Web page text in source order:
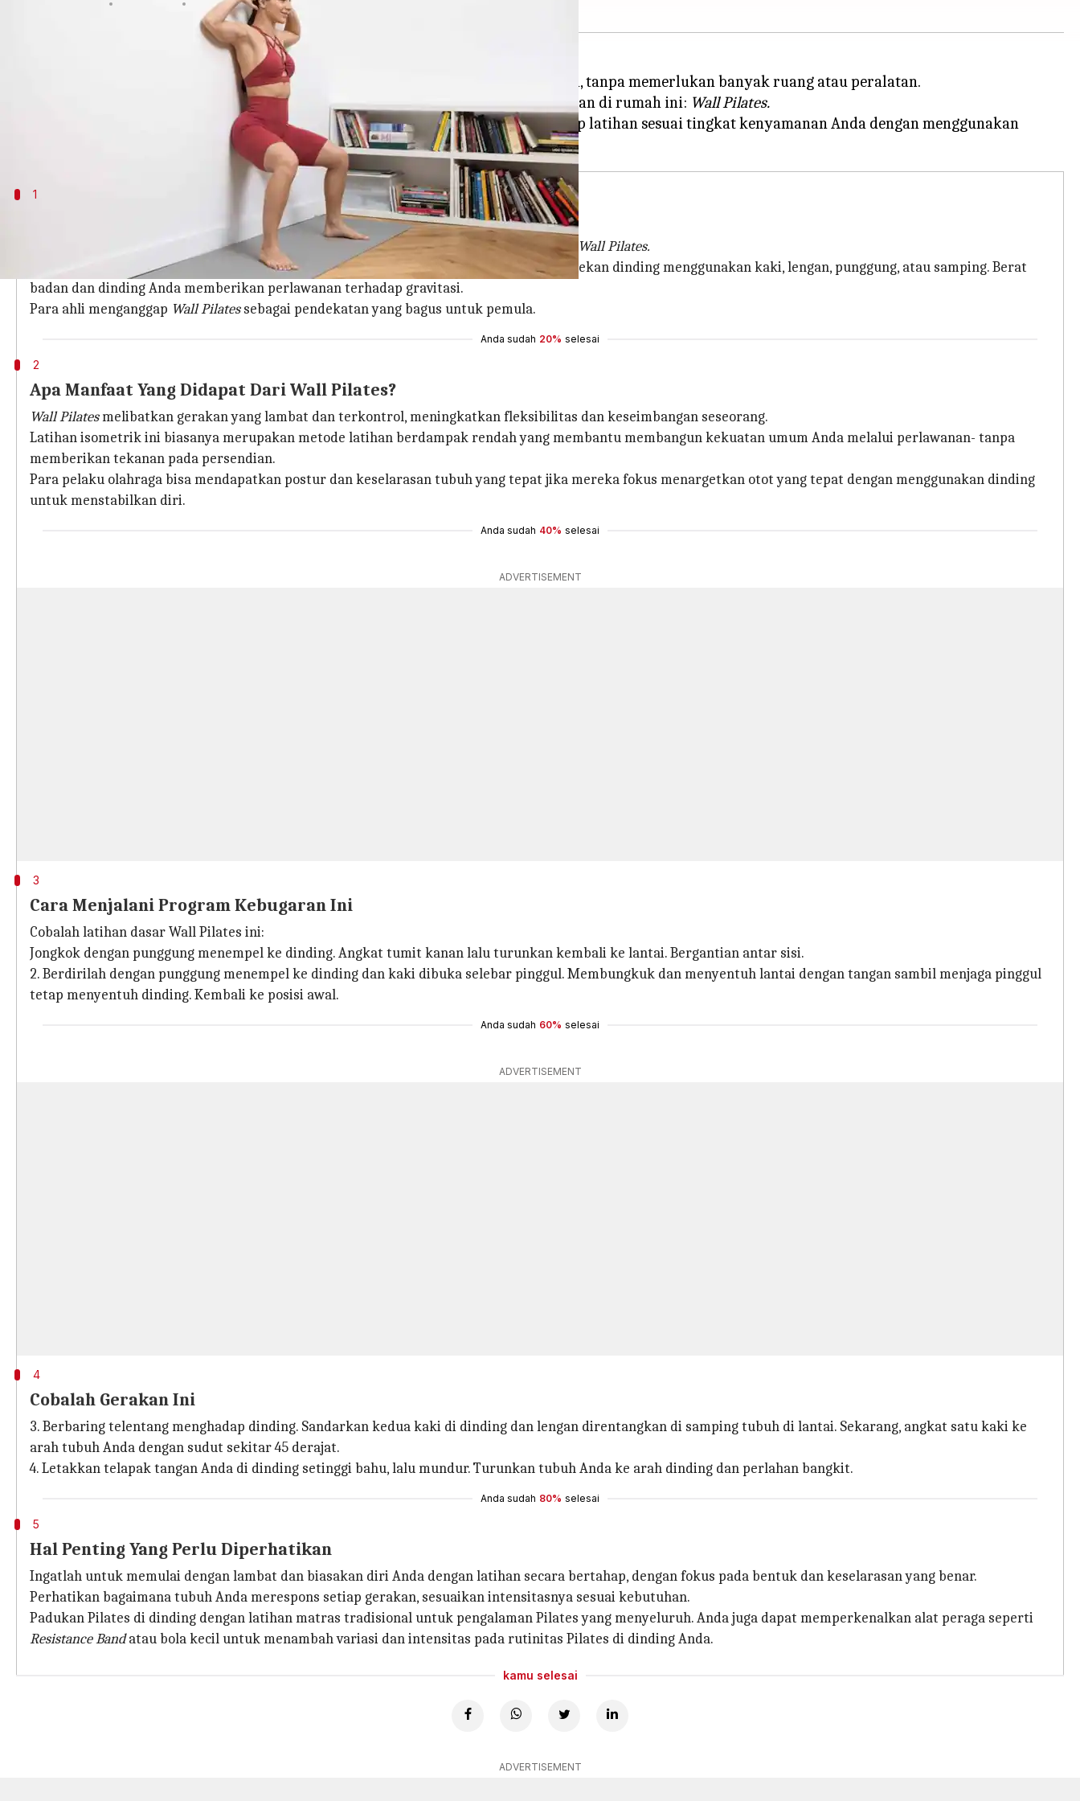
12:23 pm
Pilates menyediakan sarana untuk mengencangkan dan mengembangkan inti Anda, tanpa memerlukan banyak ruang atau peralatan.
Kini, pecinta Pilates telah menemukan teknik untuk meningkatkan efektivitas latihan di rumah ini: Wall Pilates.
Dengan program kebugaran modern ini, Anda dapat menyesuaikan intensitas setiap latihan sesuai tingkat kenyamanan Anda dengan menggunakan
1
Yang Anda butuhkan hanyalah matras dan dinding di dekatnya untuk mulai melakukan
Wall Pilates.
Dalam Pilates modern ini, Anda melakukan Squat, Plank,
dan latihan lainnya dengan menekan dinding menggunakan kaki, lengan, punggung, atau samping. Berat
badan dan dinding Anda memberikan perlawanan terhadap gravitasi.
Para ahli menganggap Wall Pilatessebagai pendekatan yang bagus untuk pemula.
Anda sudah 20% selesai
2
Apa Manfaat Yang Didapat Dari Wall Pilates?
Wall Pilatesmelibatkan gerakan yang lambat dan terkontrol, meningkatkan fleksibilitas dan keseimbangan seseorang.
Latihan isometrik ini biasanya merupakan metode latihan berdampak rendah yang membantu membangun kekuatan umum Anda melalui perlawanan- tanpa
memberikan tekanan pada persendian.
Para pelaku olahraga bisa mendapatkan postur dan keselarasan tubuh yang tepat jika mereka fokus menargetkan otot yang tepat dengan menggunakan dinding
untuk menstabilkan diri.
Anda sudah 40% selesai
ADVERTISEMENT
3
Cara Menjalani Program Kebugaran Ini
Cobalah latihan dasar Wall Pilates ini:
Jongkok dengan punggung menempel ke dinding. Angkat tumit kanan lalu turunkan kembali ke lantai. Bergantian antar sisi.
2. Berdirilah dengan punggung menempel ke dinding dan kaki dibuka selebar pinggul. Membungkuk dan menyentuh lantai dengan tangan sambil menjaga pinggul
tetap menyentuh dinding. Kembali ke posisi awal.
Anda sudah 60% selesai
ADVERTISEMENT
4
Cobalah Gerakan Ini
3. Berbaring telentang menghadap dinding. Sandarkan kedua kaki di dinding dan lengan direntangkan di samping tubuh di lantai. Sekarang, angkat satu kaki ke
arah tubuh Anda dengan sudut sekitar 45 derajat.
4. Letakkan telapak tangan Anda di dinding setinggi bahu, lalu mundur. Turunkan tubuh Anda ke arah dinding dan perlahan bangkit.
Anda sudah 80% selesai
5
Hal Penting Yang Perlu Diperhatikan
Ingatlah untuk memulai dengan lambat dan biasakan diri Anda dengan latihan secara bertahap, dengan fokus pada bentuk dan keselarasan yang benar.
Perhatikan bagaimana tubuh Anda merespons setiap gerakan, sesuaikan intensitasnya sesuai kebutuhan.
Padukan Pilates di dinding dengan latihan matras tradisional untuk pengalaman Pilates yang menyeluruh. Anda juga dapat memperkenalkan alat peraga seperti
Resistance Bandatau bola kecil untuk menambah variasi dan intensitas pada rutinitas Pilates di dinding Anda.
kamu selesai
ADVERTISEMENT